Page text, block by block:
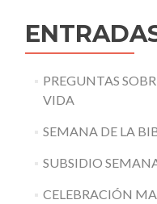
PREGUNTAS
VIDA
SEMANA DE LA
SUBSIDIO
CELEBRACIÓN